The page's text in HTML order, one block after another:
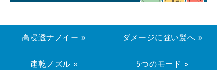
高浸透ナノイー » ダメージに強い髪へ »
速乾ノズル » 5つのモード »